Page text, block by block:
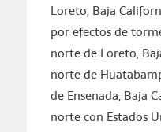
Loreto, Baja
por efectos de
norte de Loreto,
norte de
de Ensenada, Baja
norte con Estados